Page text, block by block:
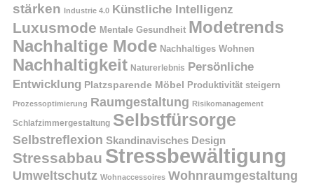
stärken Industrie 4.0 Künstliche Intelligenz
Luxusmode Mentale Gesundheit Modetrends
Nachhaltige Mode Nachhaltiges Wohnen
Nachhaltigkeit Naturerlebnis Persönliche
Entwicklung Platzsparende Möbel Produktivität steigern
Prozessoptimierung Raumgestaltung Risikomanagement
Schlafzimmergestaltung Selbstfürsorge
Selbstreflexion Skandinavisches Design
Stressabbau Stressbewältigung
Umweltschutz Wohnaccessoires Wohnraumgestaltung